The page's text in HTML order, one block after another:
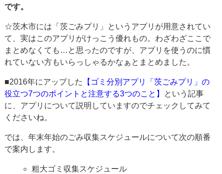
です。
☆茨木市には「茨ごみプリ」というアプリが用意されてい
て、実はこのアプリがけっこう優れもの。わざわざここで
まとめなくても…と思ったのですが、アプリを使うのに慣
れていない方もいらっしゃるかなぁとまとめました。
■2016年にアップした
【ゴミ分別アプリ「茨ごみプリ」の
役立つ7つのポイントと注意する3つのこと】 という記事
に、アプリについて説明していますのでチェックしてみて
くださいね。
では、年末年始のごみ収集スケジュールについて次の順番
で案内します。
粗大ゴミ収集スケジュール